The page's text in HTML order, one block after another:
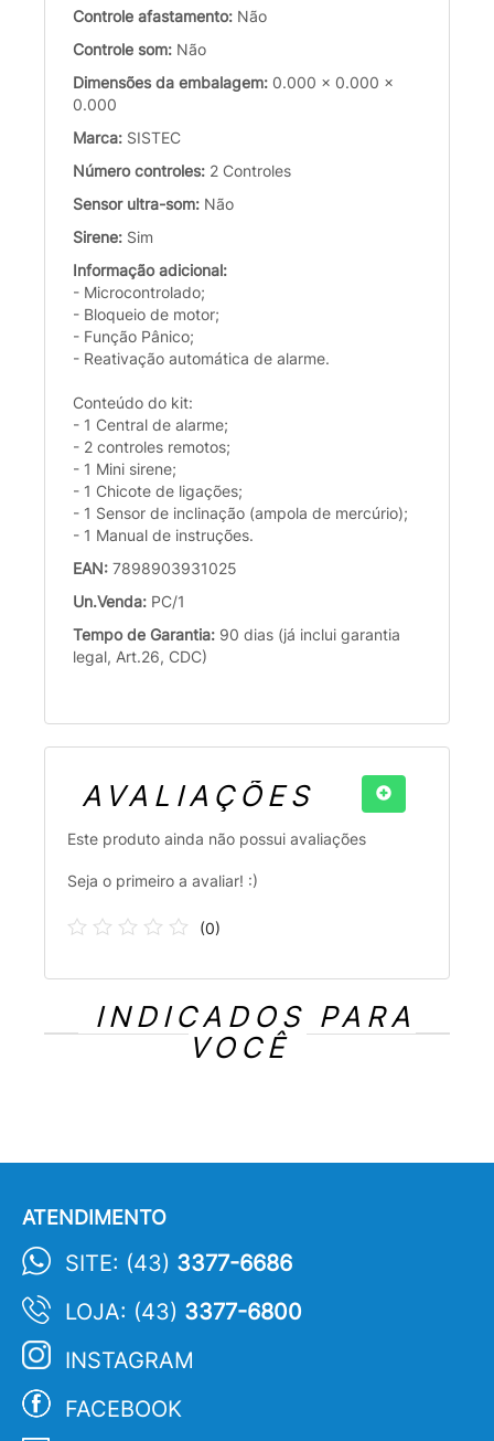
Controle afastamento: Não
Controle som: Não
Dimensões da embalagem: 0.000 x 0.000 x
0.000
Marca: SISTEC
Número controles: 2 Controles
Sensor ultra-som: Não
Sirene: Sim
Informação adicional:
- Microcontrolado;
- Bloqueio de motor;
- Função Pânico;
- Reativação automática de alarme.
Conteúdo do kit:
- 1 Central de alarme;
- 2 controles remotos;
- 1 Mini sirene;
- 1 Chicote de ligações;
- 1 Sensor de inclinação (ampola de mercúrio);
- 1 Manual de instruções.
EAN: 7898903931025
Un.Venda: PC/1
Tempo de Garantia: 90 dias (já inclui garantia
legal, Art.26, CDC)
AVALIAÇÕES
Este produto ainda não possui avaliações
Seja o primeiro a avaliar! :)
(0)
INDICADOS PARA
VOCÊ
ATENDIMENTO
SITE: (43) 3377-6686
LOJA: (43) 3377-6800
INSTAGRAM
FACEBOOK